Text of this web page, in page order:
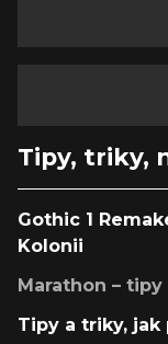
Tipy, triky,
Gothic 1
Kolonii
Marathon –
Tipy a triky,